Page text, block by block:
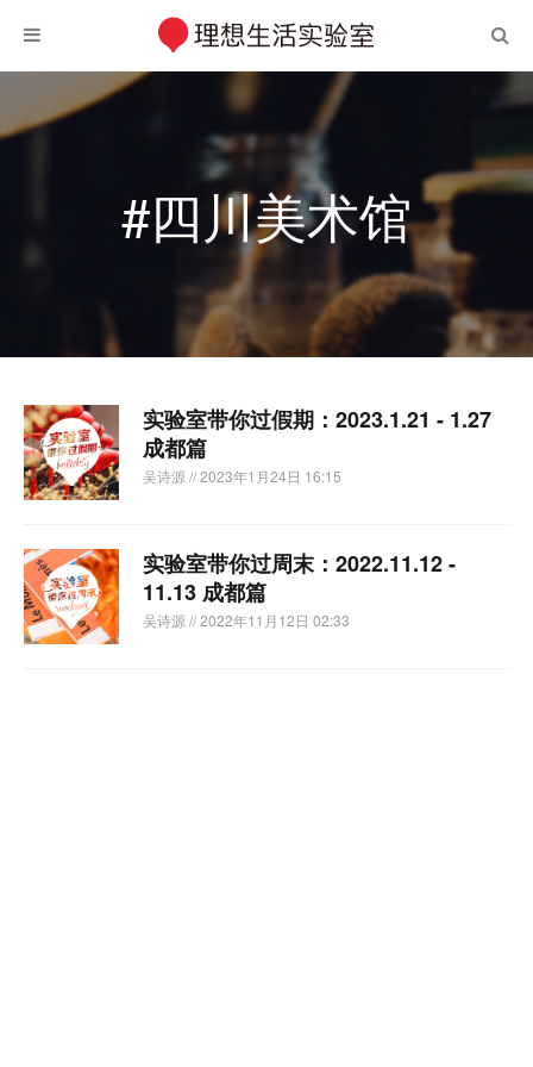
#四川美术馆
实验室带你过假期：2023.1.21 - 1.27
成都篇
吴诗源 // 2023年1月24日 16:15
实验室带你过周末：2022.11.12 -
11.13 成都篇
吴诗源 // 2022年11月12日 02:33